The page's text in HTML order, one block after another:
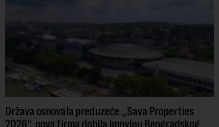
Država osnovala preduzeće „Sava Properties
2026“, nova firma dobila imovinu Beogradskog